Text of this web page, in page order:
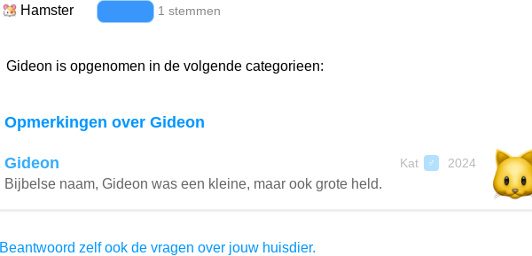
Hamster 1 stemmen
Gideon is opgenomen in de volgende categorieen:
Opmerkingen over Gideon
Gideon Kat ♂ 2024
Bijbelse naam, Gideon was een kleine, maar ook grote held.
Beantwoord zelf ook de vragen over jouw huisdier.